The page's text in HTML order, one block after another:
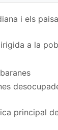
i els
a la
principal